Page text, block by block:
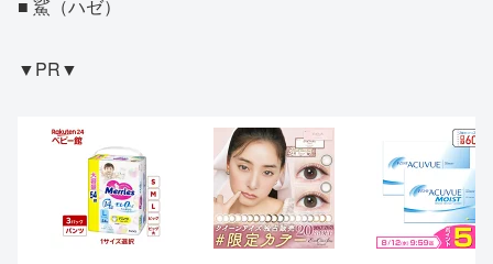
■ 鯊（ハゼ）
▼PR▼